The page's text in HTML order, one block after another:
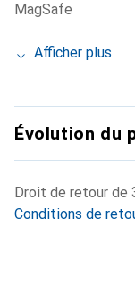
MagSafe
Afficher plus
Évolution du
Droit de retour de
Conditions de